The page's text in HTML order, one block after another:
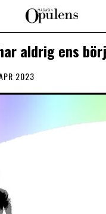
aldrig ens
2023